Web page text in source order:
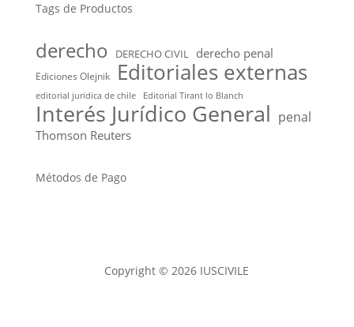
Tags de Productos
derecho DERECHO CIVIL derecho penal
Ediciones Olejnik Editoriales externas
editorial juridica de chile Editorial Tirant lo Blanch
Interés Jurídico General penal
Thomson Reuters
Métodos de Pago
Copyright © 2026 IUSCIVILE